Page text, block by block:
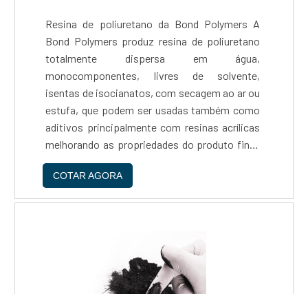
Resina de poliuretano da Bond Polymers A
Bond Polymers produz resina de poliuretano
totalmente dispersa em água,
monocomponentes, livres de solvente,
isentas de isocianatos, com secagem ao ar ou
estufa, que podem ser usadas também como
aditivos principalmente com resinas acrílicas
melhorando as propriedades do produto final.
Utilidades gerais Principais Vantagens da
resina de poliuretano Dispersas em Água Bond
Polymers é que possui um alto pod....
COTAR AGORA